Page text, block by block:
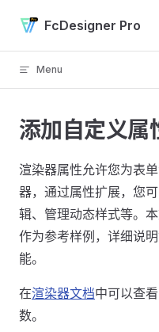
Skip to content
FcDesigner Pro
Menu
添加自定义属
渲染器属性允许您为表
器，通过属性扩展，您
辑、管理动态样式等。
作为参考样例，详细说
能。
在渲染器文档中可以查
数。